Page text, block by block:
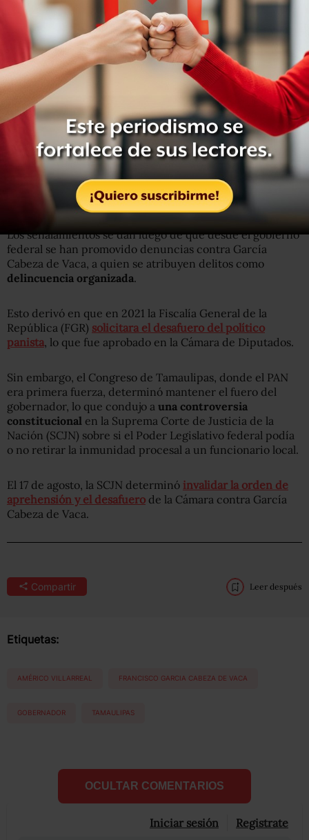
Los señalamientos se dan luego de que desde el gobierno
federal se han promovido denuncias contra García
Cabeza de Vaca, a quien se atribuyen delitos como
delincuencia organizada.
Esto derivó en que en 2021 la Fiscalía General de la
República (FGR) solicitara el desafuero del político
panista , lo que fue aprobado en la Cámara de Diputados.
Sin embargo, el Congreso de Tamaulipas, donde el PAN
era primera fuerza, determinó mantener el fuero del
gobernador, lo que condujo a una controversia
constitucional en la Suprema Corte de Justicia de la
Nación (SCJN) sobre si el Poder Legislativo federal podía
o no retirar la inmunidad procesal a un funcionario local.
El 17 de agosto, la SCJN determinó invalidar la orden de
aprehensión y el desafuero de la Cámara contra García
Cabeza de Vaca.
Compartir Leer después
Etiquetas:
AMÉRICO VILLARREAL FRANCISCO GARCIA CABEZA DE VACA
GOBERNADOR TAMAULIPAS
OCULTAR COMENTARIOS
Iniciar sesión Registrate